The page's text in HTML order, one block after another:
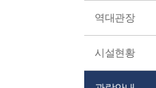
역대관장
시설현황